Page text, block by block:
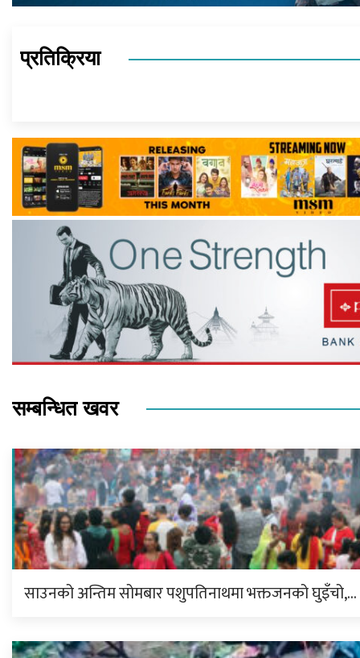
प्रतिक्रिया
सम्बन्धित खवर
साउनको अन्तिम सोमबार पशुपतिनाथमा भक्तजनको घुइँचो,…